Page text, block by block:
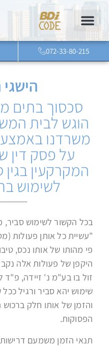
072-33-80-215
סכסוך בתים
הוגש לבית
משרדנו
על פסק
המקרקעין
לשימוש
בכל הקשור לשימוש סביר,
"עשיית כל אותן פעולות
פי מהותו של אותו נכס, טיבו
היקפן של פעולות אלה
שימוש יהא סביר ורגיל
והזמן של אותו חלק
הפסוקות.
תנאי הזמן משמעם דרישות